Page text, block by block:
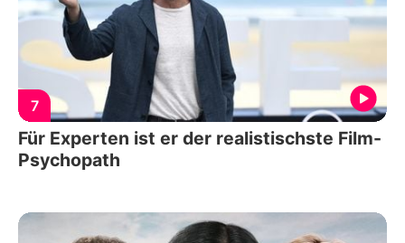
7
Für Experten ist er der realistischste Film-
Psychopath